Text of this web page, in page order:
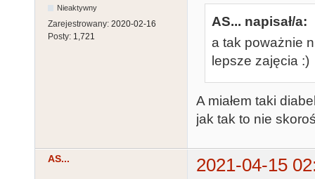
Nieaktywny
Zarejestrowany: 2020-02-16
Posty: 1,721
AS... napisał/a:
a tak poważnie
lepsze zajęcia :)
A miałem taki
jak tak to nie
AS...
2021-04-15